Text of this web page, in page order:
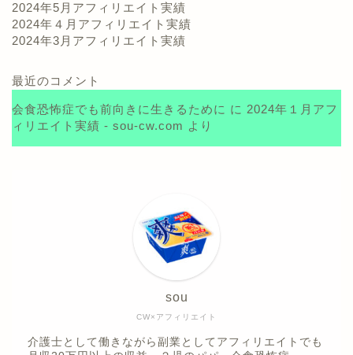
2024年5月アフィリエイト実績
2024年４月アフィリエイト実績
2024年3月アフィリエイト実績
最近のコメント
会食恐怖症でも前向きに生きるために に 2024年１月アフ
ィリエイト実績 - sou-cw.com より
CW×アフィリエイト
sou
介護士として働きながら副業としてアフィリエイトでも